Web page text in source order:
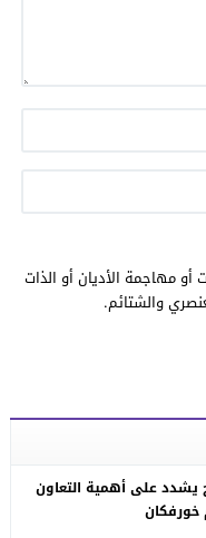
مهاجمة الأديان أو الذات
والشتائم.
يشدد على أهمية التعاون
خورفكان